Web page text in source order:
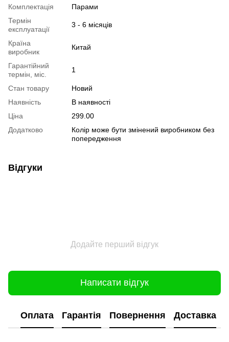
Комплектація
Парами
Термін
експлуатації
3 - 6 місяців
Країна
виробник
Китай
Гарантійний
термін, міс.
1
Стан товару
Новий
Наявність
В наявності
Ціна
299.00
Додатково
Колір може бути змінений виробником без
попередження
Відгуки
Додайте перший відгук
Написати відгук
Оплата Гарантія Повернення Доставка